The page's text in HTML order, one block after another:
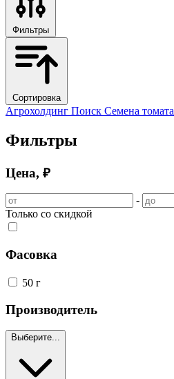
Фильтры
Сортировка
Агрохолдинг Поиск Семена томата
Фильтры
Цена, ₽
-
Только со скидкой
Фасовка
50 г
Производитель
Выберите...